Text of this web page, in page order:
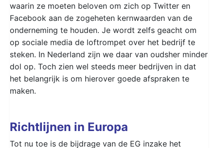
waarin ze moeten beloven om zich op Twitter en
Facebook aan de zogeheten kernwaarden van de
onderneming te houden. Je wordt zelfs geacht om
op sociale media de loftrompet over het bedrijf te
steken. In Nederland zijn we daar van oudsher minder
dol op. Toch zien wel steeds meer bedrijven in dat
het belangrijk is om hierover goede afspraken te
maken.
Richtlijnen in Europa
Tot nu toe is de bijdrage van de EG inzake het